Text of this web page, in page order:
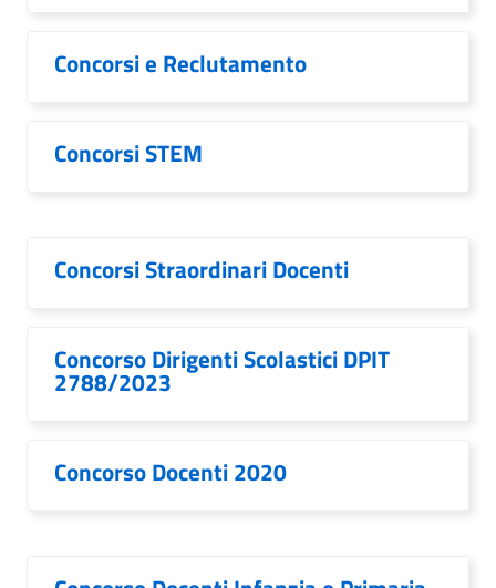
Concorsi e Reclutamento
Concorsi STEM
Concorsi Straordinari Docenti
Concorso Dirigenti Scolastici DPIT
2788/2023
Concorso Docenti 2020